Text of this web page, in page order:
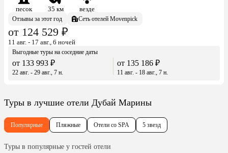
песок 35 км
везде
Отзывы за этот год
Сеть отелей Movenpick
от 124 529 ₽
11 авг. - 17 авг., 6 ночей
Выгодные туры на соседние даты
от 133 993 ₽
22 авг. - 29 авг., 7 н.
от 135 186 ₽
11 авг. - 18 авг., 7 н.
Туры в лучшие отели Дубай Марины
Популярные Пляжные Отели со SPA 5 звезд
Туры в популярные у гостей отели